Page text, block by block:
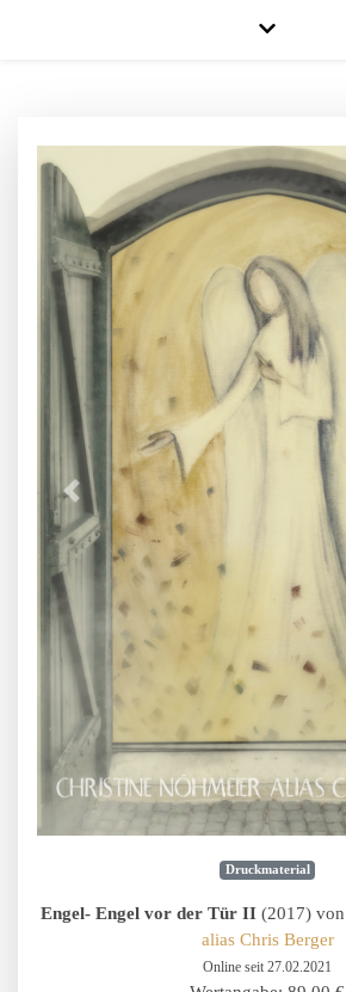
Druckmaterial
Engel- Engel vor der Tür II(2017) von
alias Chris Berger
Online seit 27.02.2021